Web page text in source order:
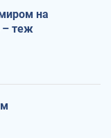
на
– теж